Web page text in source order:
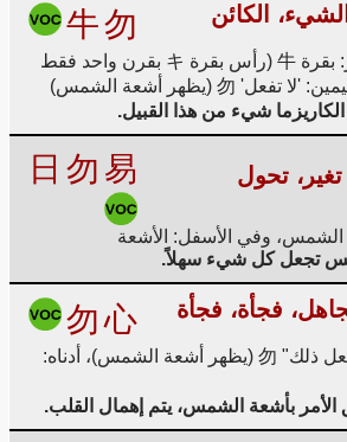
الكائن 牛勿
على اليسار: بقرة 牛 (رأس بقرة キ بقرن واحد فقط
الكاريزما شيء من هذا القبيل.
تحول 日 勿 易
الشمس، وفي الأسفل: الأشعة
تجعل كل شيء سهلاً.
فجأة، فجأة 勿心
أعلاه: "لا تفعل ذلك" 勿 (يظهر أشعة الشمس)، أدناه:
الأمر بأشعة الشمس، يتم إهمال القلب.